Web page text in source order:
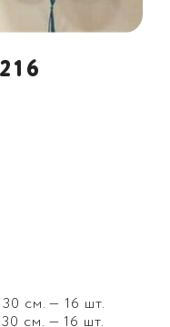
см. — 16 шт.
см. — 16 шт.